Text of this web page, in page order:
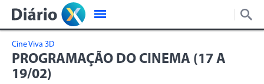
Cine Viva 3D
PROGRAMAÇÃO DO CINEMA (17 A
19/02)